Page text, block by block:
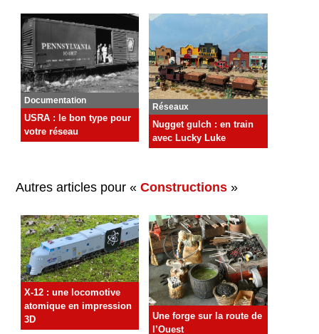
Documentation
USRA : le bon type pour
votre réseau
Réseaux
Nugget gulch : en train
avec Lucky Luke
Autres articles pour « Constructions »
X-12 : une locomotive
atomique en impression
3D
Une forge sur la route de
l’Ouest